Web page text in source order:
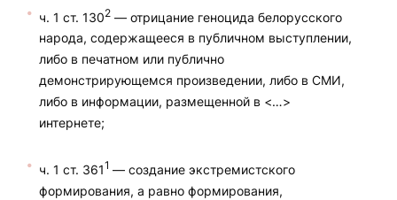
ч. 1 ст. 1302 — отрицание геноцида белорусского
народа, содержащееся в публичном выступлении,
либо в печатном или публично
демонстрирующемся произведении, либо в СМИ,
либо в информации, размещенной в <…>
интернете;
ч. 1 ст. 3611 — создание экстремистского
формирования, а равно формирования,